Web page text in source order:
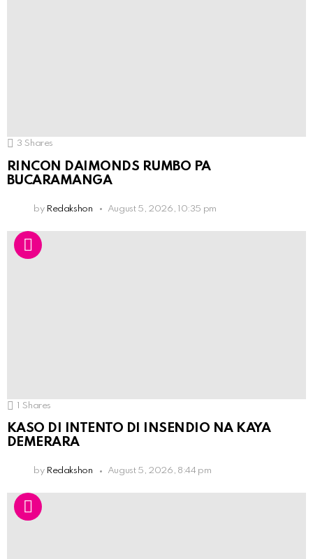
3 Shares
RINCON DAIMONDS RUMBO PA
BUCARAMANGA
by Redakshon August 5, 2026, 10:35 pm
1 Shares
KASO DI INTENTO DI INSENDIO NA KAYA
DEMERARA
by Redakshon August 5, 2026, 8:44 pm